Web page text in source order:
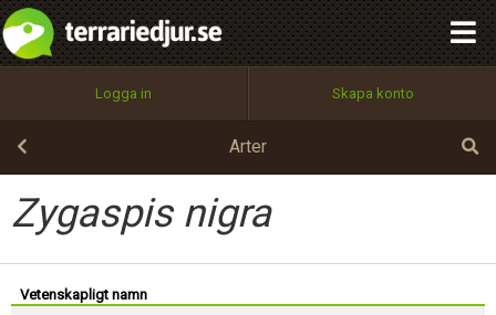
Logga in Skapa konto
Arter
Zygaspis nigra
Vetenskapligt namn
Utför
100%
OK
integritetspolicy
Namn:
Epost:
Användarnamn:
Begär nytt lösenord
Tillbaka till förstasidan